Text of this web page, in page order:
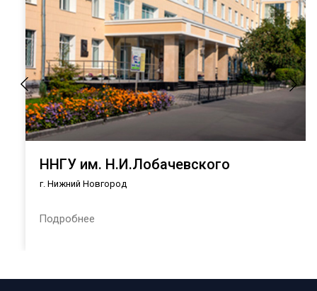
ННГУ им. Н.И.Лобачевского
г. Нижний Новгород
Подробнее